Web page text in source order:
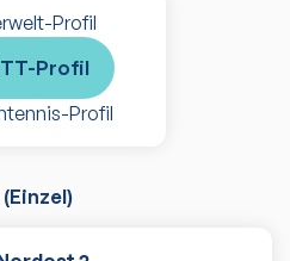
Profil
Profil
Profil
(Einzel)